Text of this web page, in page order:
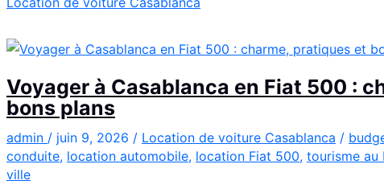
:
Kia
à
Casablanca
pour
vos
déplacements
Voyager à Casablanca en Fiat 500 :
bons plans
admin / juin 9, 2026 / Location de voiture Casablanca /
conduite, location automobile, location Fiat 500, tourisme au
ville